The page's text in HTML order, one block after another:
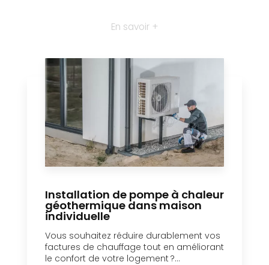
En savoir +
Installation de pompe à chaleur
géothermique dans maison
individuelle
Vous souhaitez réduire durablement vos
factures de chauffage tout en améliorant
le confort de votre logement ?...